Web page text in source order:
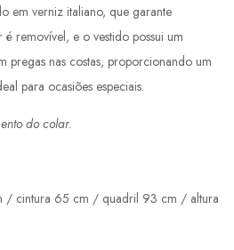
em verniz italiano, que garante
removível, e o vestido possui um
pregas nas costas, proporcionando um
para ocasiões especiais.
do colar.
/ cintura 65 cm / quadril 93 cm / altura